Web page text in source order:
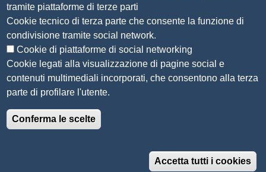
Attività e procedimenti
Seguici su
Sito web
Accesso riservato
Mappa del sito
tramite piattaforme di terze parti
Cookie tecnico di terza parte che consente la funzione di
condivisione tramite social network.
Cookie di piattaforme di social networking
Cookie legati alla visualizzazione di pagine social e
contenuti multimediali incorporati, che consentono alla terza
parte di profilare l'utente.
Conferma le scelte
Accetta tutti i cookies